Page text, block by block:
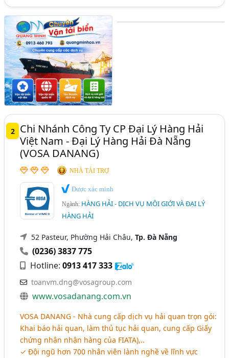
2
Chi Nhánh Công Ty CP Đại Lý Hàng Hải
Việt Nam - Đại Lý Hàng Hải Đà Nẵng
(VOSA DANANG)
NHÀ TÀI TRỢ
Được xác minh
Ngành: HÀNG HẢI - DỊCH VỤ MÔI GIỚI VÀ ĐẠI LÝ
HÀNG HẢI
52 Pasteur, Phường Hải Châu,Tp. Đà Nẵng
(0236) 3837 775
Hotline:0913 417 333
toanvm.dng@vosagroup.com
www.vosadanang.com.vn
VOSA DANANG - Nhà cung cấp dịch vụ hải quan trọn gói:
Khai báo hải quan, làm thủ tục hải quan, cung cấp Giấy
chứng nhận nhận hàng của FIATA),..
✓ Đội ngũ hơn 700 nhân viên lành nghề về lĩnh vực